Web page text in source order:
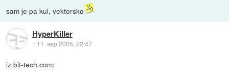
sam je pa kul, vektorsko
HyperKiller
:: 11. sep 2005, 22:47
iz bit-tech.com: